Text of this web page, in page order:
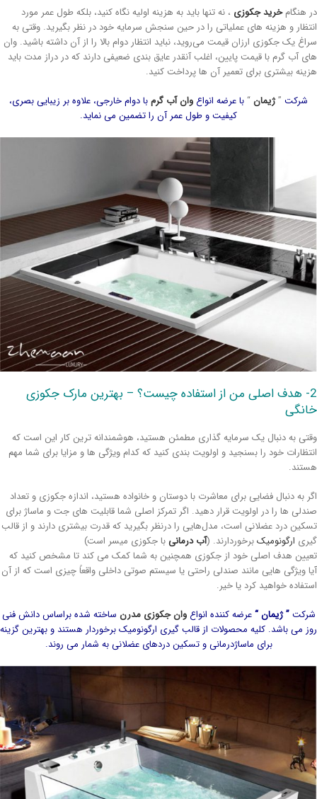
هنگامخرید جکوزی، نه تنها باید به هزینه اولیه نگاه کنید، بلکه طول عمر مورد
و هزینه های عملیاتی را در حین سنجش سرمایه خود در نظر بگیرید. وقتی به
یک جکوزی ارزان قیمت می‌روید، نباید انتظار دوام بالا را از آن داشته باشید. وان
آب گرم با قیمت پایین، اغلب آنقدر عایق بندی ضعیفی دارند که در دراز مدت باید
بیشتری برای تعمیر آن ها پرداخت کنید.
شرکت” ژیمان“با عرضه انواع وان آب گرمبا دوام خارجی، علاوه بر زیبایی بصری،
کیفیت و طول عمر آن را تضمین می نماید.
2- هدف اصلی من از استفاده چیست؟ – بهترین مارک جکوزی
به دنبال یک سرمایه گذاری مطمئن هستید، هوشمندانه ترین کار این است که
خود را بسنجید و اولویت بندی کنید که کدام ویژگی ها و مزایا برای شما مهم
به دنبال فضایی برای معاشرت با دوستان و خانواده هستید، اندازه جکوزی و تعداد
ها را در اولویت قرار دهید. اگر تمرکز اصلی شما قابلیت های جت و ماساژ برای
درد عضلانی است، مدل‌هایی را درنظر بگیرید که قدرت بیشتری دارند و از قالب
ارگونومیکبرخوردارند. ( آب درمانیبا جکوزی میسر است)
هدف اصلی خود از جکوزی همچنین به شما کمک می کند تا مشخص کنید که
ویژگی هایی مانند صندلی راحتی یا سیستم صوتی داخلی واقعاً چیزی است که از آن
خواهید کرد یا خیر.
” ژیمان “عرضه کننده انواعوان جکوزی مدرنساخته شده براساس دانش فنی
می باشد. کلیه محصولات از قالب گیری ارگونومیک برخوردار هستند و بهترین گزینه
برای ماساژدرمانی و تسکین دردهای عضلانی به شمار می روند.